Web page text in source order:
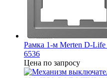
Рамка 1-м Merten D-
6536
Цена по запросу